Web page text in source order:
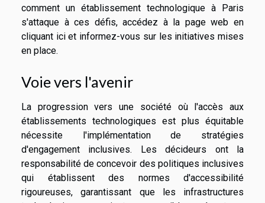
comment un établissement technologique à Paris
s'attaque à ces défis,accédez à la page web en
cliquant ici et informez-vous sur les initiatives mises
en place.
Voie vers l'avenir
La progression vers une société où l'accès aux
établissements technologiques est plus équitable
nécessite l'implémentation de stratégies
d'engagement inclusives. Les décideurs ont la
responsabilité de concevoir des politiques inclusives
qui établissent des normes d'accessibilité
rigoureuses, garantissant que les infrastructures